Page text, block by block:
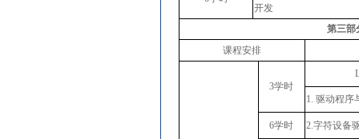
开发
第三
课程安排
3学时
1. 驱动程序
6学时 2.字符设备